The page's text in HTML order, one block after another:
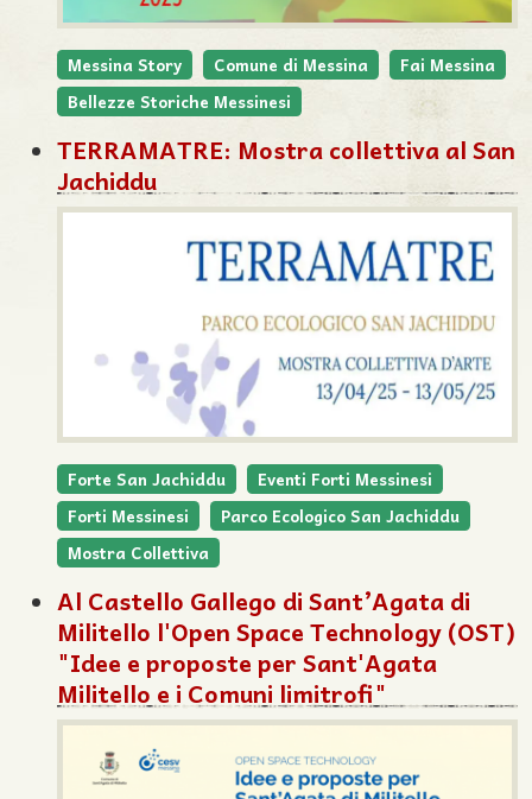
Messina Story Comune di Messina
Fai Messina
Bellezze Storiche Messinesi
TERRAMATRE: Mostra collettiva al San
Jachiddu
Forte San Jachiddu
Eventi Forti Messinesi
Forti Messinesi
Parco Ecologico San Jachiddu
Mostra Collettiva
Al Castello Gallego di Sant’Agata di
Militello l'Open Space Technology (OST)
"Idee e proposte per Sant'Agata
Militello e i Comuni limitrofi"